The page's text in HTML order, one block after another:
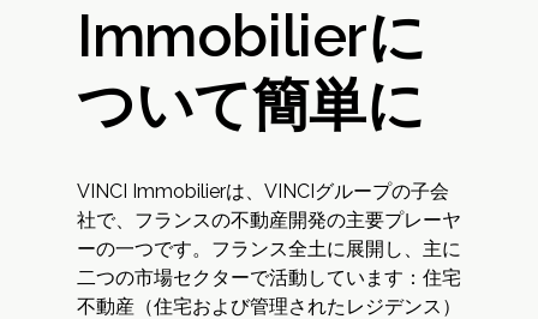
Immobilierに
ついて簡単に
VINCI Immobilierは、VINCIグループの子会
社で、フランスの不動産開発の主要プレーヤ
ーの一つです。フランス全土に展開し、主に
二つの市場セクターで活動しています：住宅
不動産（住宅および管理されたレジデンス）